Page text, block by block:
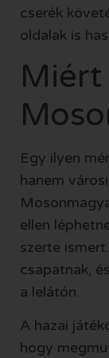
cserék
oldalak is
Miért
Egy ilyen
hanem
ellen
szerte
csapatnak,
a lelátón.
A hazai
hogy